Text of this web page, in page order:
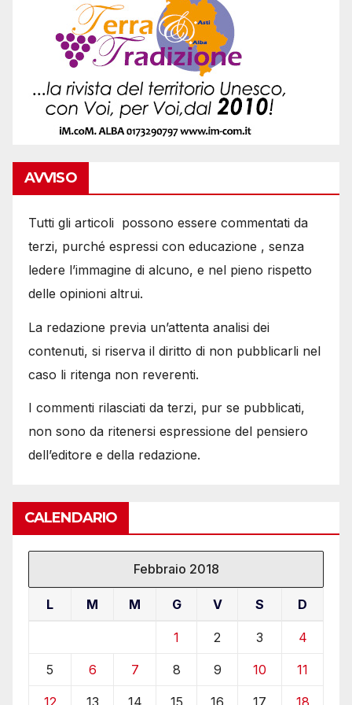
AVVISO
Tutti gli articoli possono essere commentati da
terzi, purché espressi con educazione , senza
ledere l’immagine di alcuno, e nel pieno rispetto
delle opinioni altrui.
La redazione previa un’attenta analisi dei
contenuti, si riserva il diritto di non pubblicarli nel
caso li ritenga non reverenti.
I commenti rilasciati da terzi, pur se pubblicati,
non sono da ritenersi espressione del pensiero
dell’editore e della redazione.
CALENDARIO
Febbraio 2018
L M M G V S D
1 2 3 4
5 6 7 8 9 10 11